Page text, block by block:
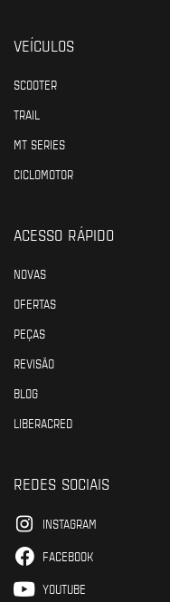
VEÍCULOS
SCOOTER
TRAIL
MT SERIES
CICLOMOTOR
ACESSO RÁPIDO
NOVAS
OFERTAS
PEÇAS
REVISÃO
BLOG
LIBERACRED
REDES SOCIAIS
INSTAGRAM
FACEBOOK
YOUTUBE